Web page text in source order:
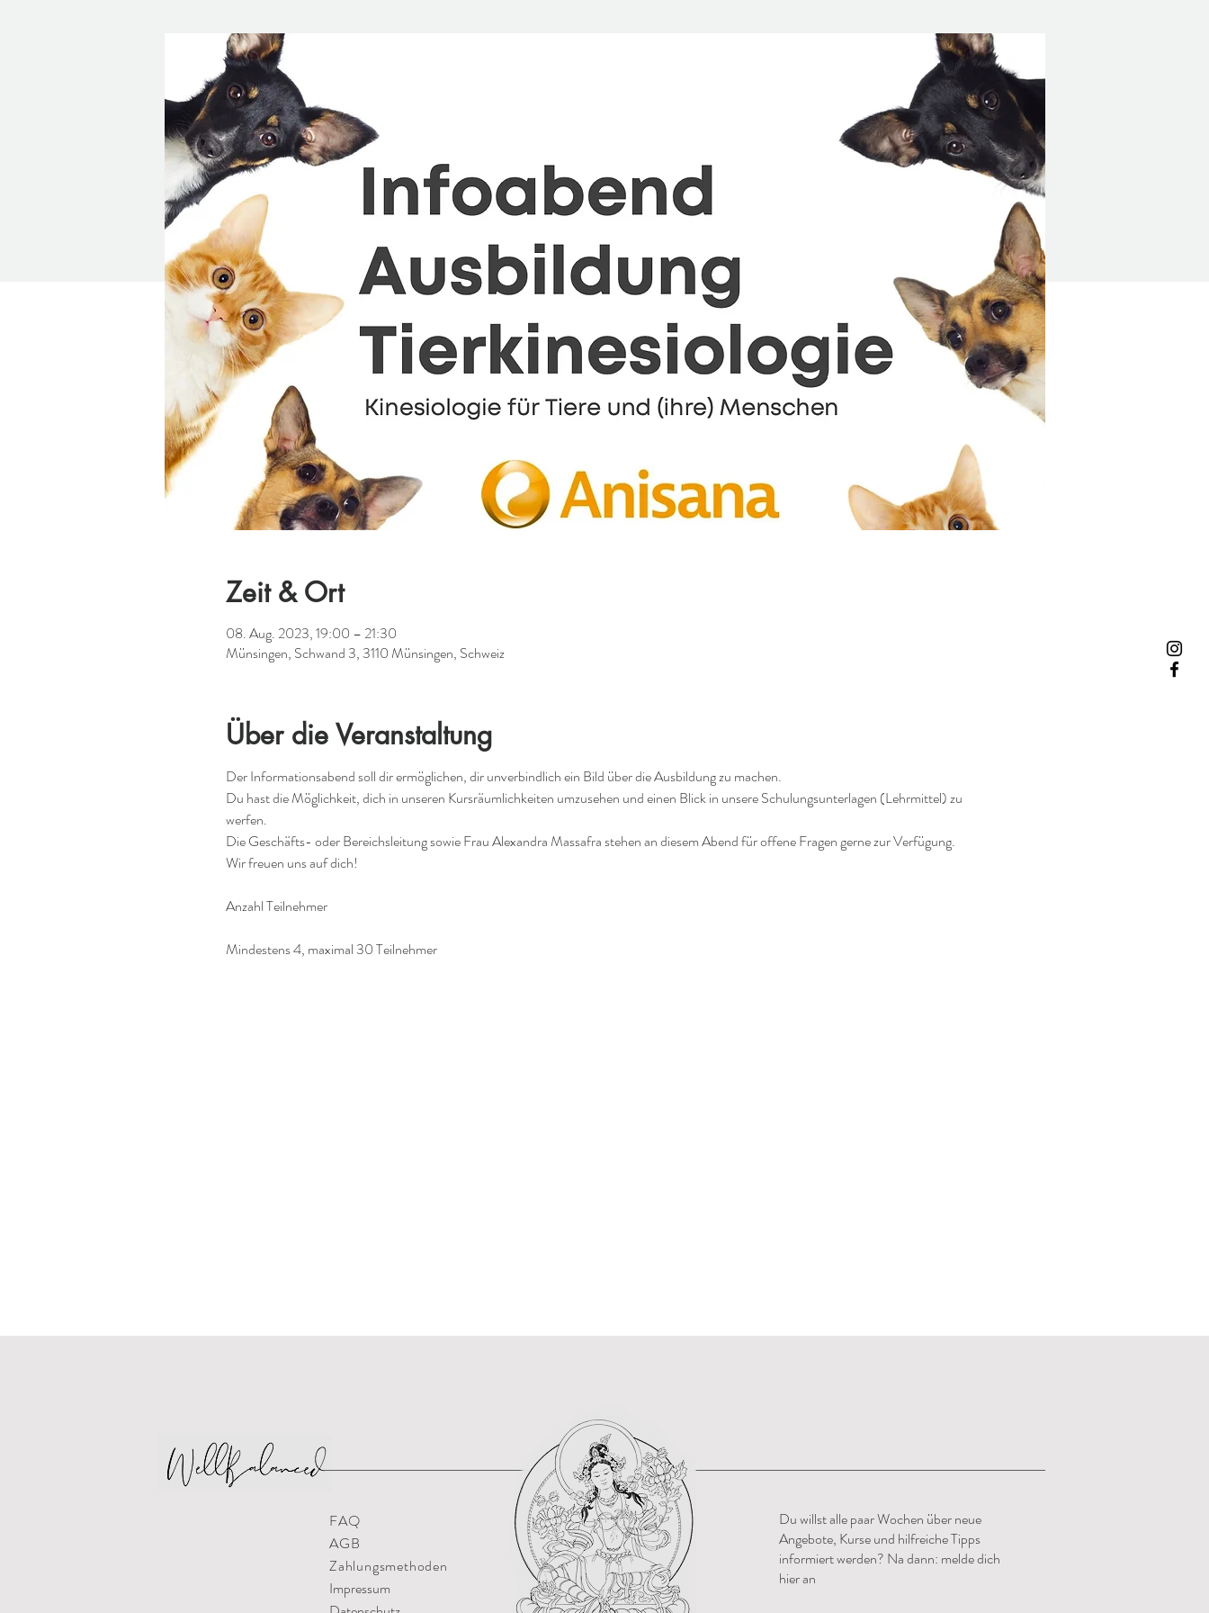
Zeit & Ort
08. Aug. 2023, 19:00 – 21:30
Münsingen, Schwand 3, 3110 Münsingen, Schweiz
Über die Veranstaltung
Der Informationsabend soll dir ermöglichen, dir unverbindlich ein Bild über die Ausbildung zu machen.
Du hast die Möglichkeit, dich in unseren Kursräumlichkeiten umzusehen und einen Blick in unsere Schulungsunterlagen (Lehrmittel) zu
werfen.
Die Geschäfts- oder Bereichsleitung sowie Frau Alexandra Massafra stehen an diesem Abend für offene Fragen gerne zur Verfügung.
Wir freuen uns auf dich!
Anzahl Teilnehmer
Mindestens 4, maximal 30 Teilnehmer
FAQ
AGB
Zahlungsmethoden
Impressum
Du willst alle paar Wochen über neue
Angebote, Kurse und hilfreiche Tipps
informiert werden? Na dann: melde dich
hier an